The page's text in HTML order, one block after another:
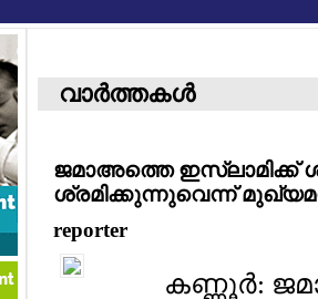
വാര്‍ത്തകള്‍
ജമാഅത്തെ
ശ്രമിക്കുന്നുവെന്ന്
reporter
കണ്ണൂര്‍: